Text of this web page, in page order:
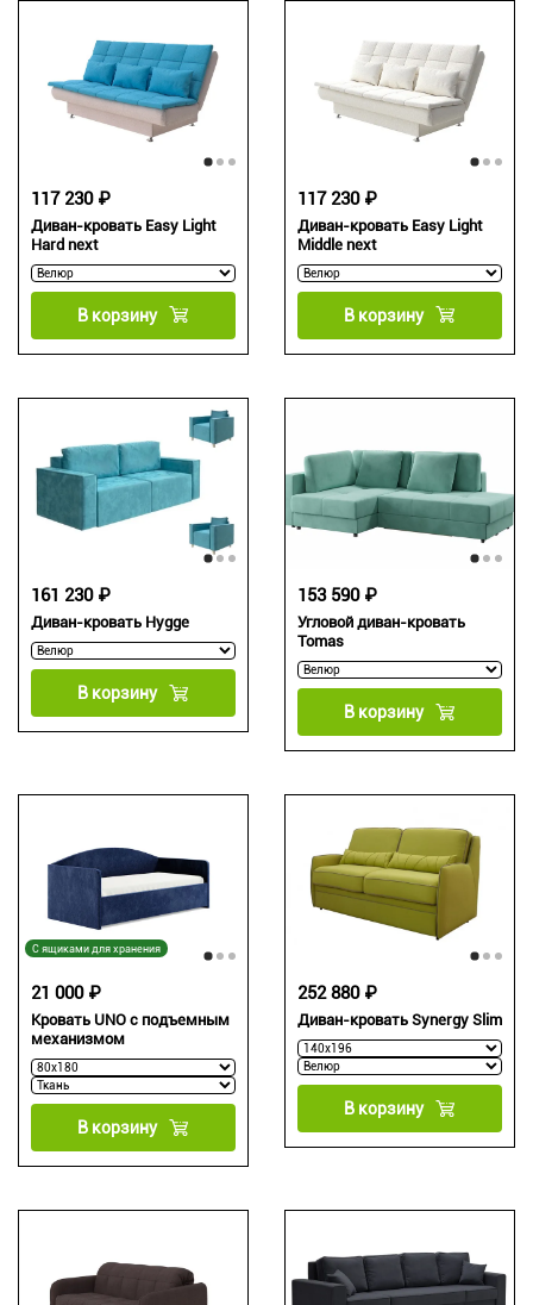
Диван-кровать Easy Light
Hard next
117 230 ₽
В корзину
Диван-кровать Easy Light
Middle next
117 230 ₽
В корзину
Диван-кровать Hygge
161 230 ₽
В корзину
Угловой диван-кровать
Tomas
153 590 ₽
В корзину
С ящиками для хранения
Кровать UNO с подъемным
механизмом
21 000 ₽
В корзину
Диван-кровать Synergy Slim
252 880 ₽
В корзину